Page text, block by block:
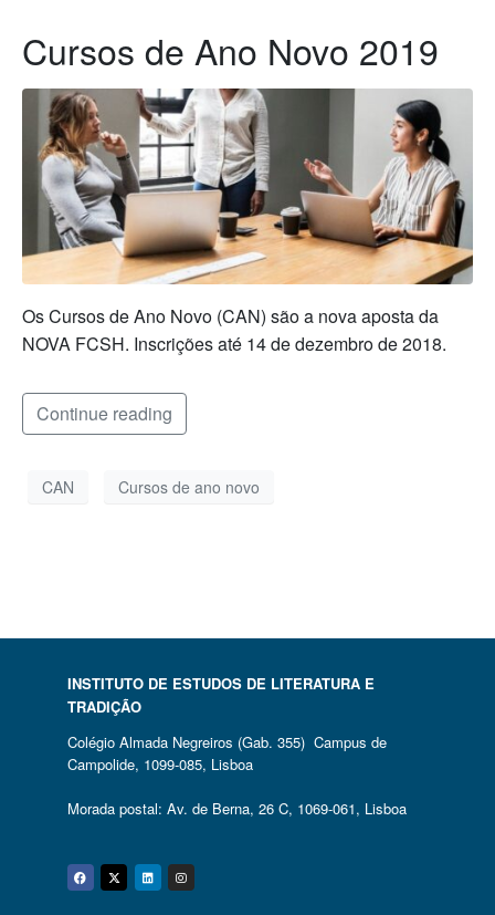
Cursos de Ano Novo 2019
Os Cursos de Ano Novo (CAN) são a nova aposta da
NOVA FCSH. Inscrições até 14 de dezembro de 2018.
Continue reading
CAN Cursos de ano novo
INSTITUTO DE ESTUDOS DE LITERATURA E
TRADIÇÃO
Colégio Almada Negreiros (Gab. 355) Campus de
Campolide, 1099-085, Lisboa
Morada postal: Av. de Berna, 26 C, 1069-061, Lisboa
Facebook
Twitter
Linkedin
Instagram